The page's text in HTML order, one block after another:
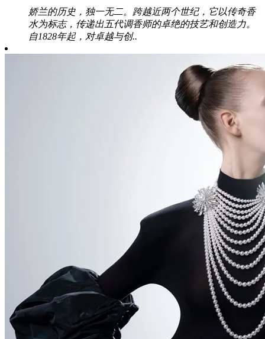
娇兰的历史，独一无二。跨越近两个世纪，它以传奇香
水为标志，传递出五代调香师的卓绝的技艺和创造力。
自1828年起，对卓越与创..